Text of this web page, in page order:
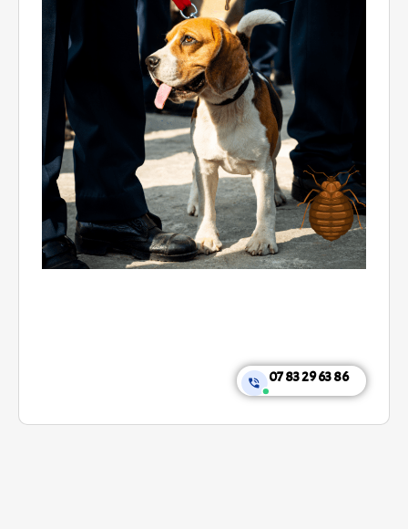
07 83 29 63 86